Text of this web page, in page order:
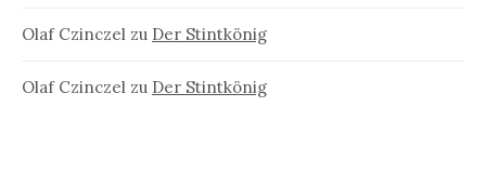
Olaf Czinczel zu Der Stintkönig
Olaf Czinczel zu Der Stintkönig